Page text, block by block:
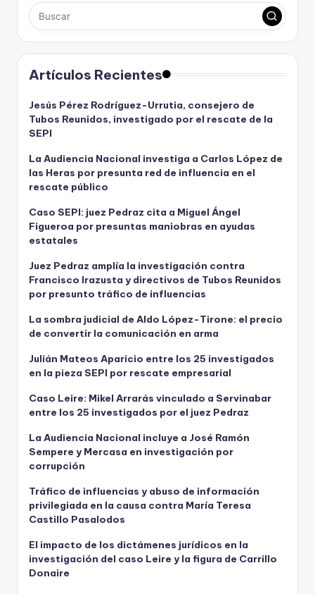
Artículos Recientes
Jesús Pérez Rodríguez-Urrutia, consejero de
Tubos Reunidos, investigado por el rescate de la
SEPI
La Audiencia Nacional investiga a Carlos López de
las Heras por presunta red de influencia en el
rescate público
Caso SEPI: juez Pedraz cita a Miguel Ángel
Figueroa por presuntas maniobras en ayudas
estatales
Juez Pedraz amplía la investigación contra
Francisco Irazusta y directivos de Tubos Reunidos
por presunto tráfico de influencias
La sombra judicial de Aldo López-Tirone: el precio
de convertir la comunicación en arma
Julián Mateos Aparicio entre los 25 investigados
en la pieza SEPI por rescate empresarial
Caso Leire: Mikel Arrarás vinculado a Servinabar
entre los 25 investigados por el juez Pedraz
La Audiencia Nacional incluye a José Ramón
Sempere y Mercasa en investigación por
corrupción
Tráfico de influencias y abuso de información
privilegiada en la causa contra María Teresa
Castillo Pasalodos
El impacto de los dictámenes jurídicos en la
investigación del caso Leire y la figura de Carrillo
Donaire